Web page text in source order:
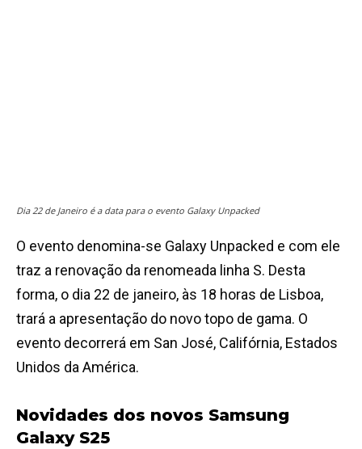
Dia 22 de Janeiro é a data para o evento Galaxy Unpacked
O evento denomina-se Galaxy Unpacked e com ele
traz a renovação da renomeada linha S. Desta
forma, o dia 22 de janeiro, às 18 horas de Lisboa,
trará a apresentação do novo topo de gama. O
evento decorrerá em San José, Califórnia, Estados
Unidos da América.
Novidades dos novos Samsung
Galaxy S25